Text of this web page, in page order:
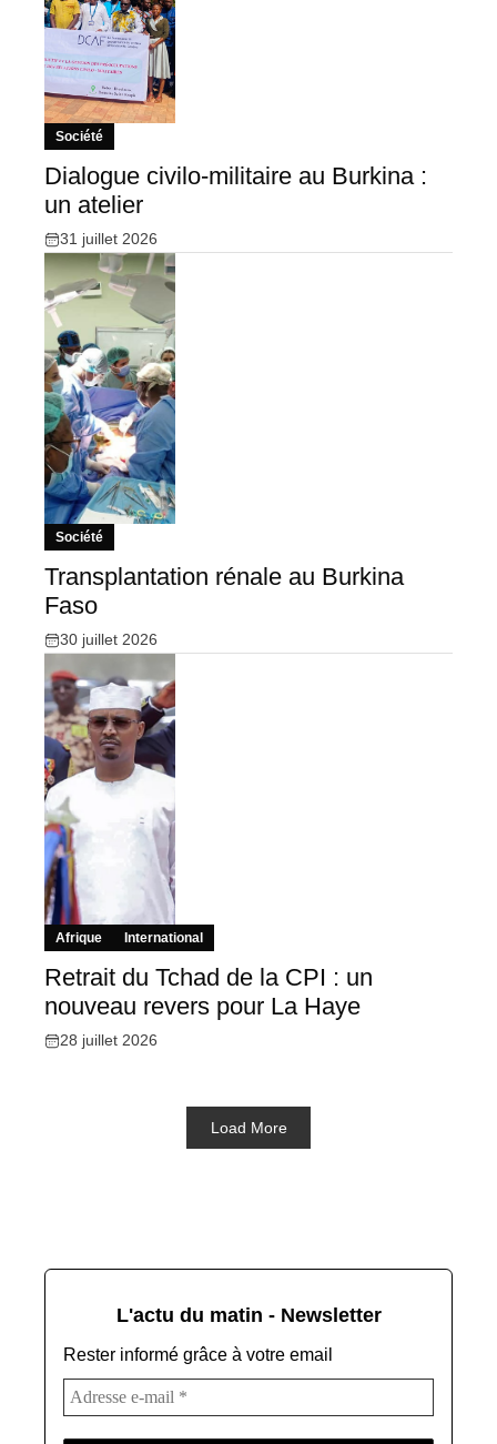
Société
Dialogue civilo-militaire au Burkina :
un atelier
31 juillet 2026
Société
Transplantation rénale au Burkina
Faso
30 juillet 2026
Afrique International
Retrait du Tchad de la CPI : un
nouveau revers pour La Haye
28 juillet 2026
Load More
L'actu du matin - Newsletter
Rester informé grâce à votre email